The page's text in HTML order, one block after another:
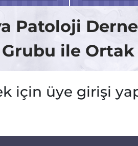
Patoloji
Grubu ile
için üye girişi